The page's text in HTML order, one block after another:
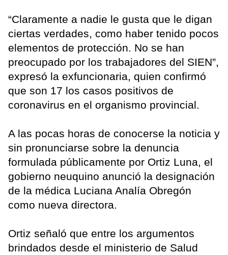
“Claramente a nadie le gusta que le digan
ciertas verdades, como haber tenido pocos
elementos de protección. No se han
preocupado por los trabajadores del SIEN”,
expresó la exfuncionaria, quien confirmó
que son 17 los casos positivos de
coronavirus en el organismo provincial.
A las pocas horas de conocerse la noticia y
sin pronunciarse sobre la denuncia
formulada públicamente por Ortiz Luna, el
gobierno neuquino anunció la designación
de la médica Luciana Analía Obregón
como nueva directora.
Ortiz señaló que entre los argumentos
brindados desde el ministerio de Salud